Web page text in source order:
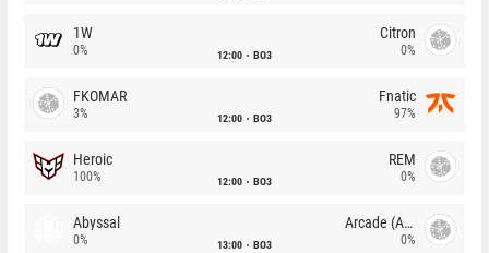
1W
0% 12:00 BO3
Citron
0%
FKOMAR
3% 12:00 BO3
Fnatic
97%
Heroic
100% 12:00 BO3
REM
0%
Abyssal
0% 13:00 BO3
Arcade (AU)
0%